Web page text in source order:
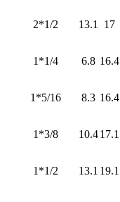
2*1/2 13.1 17
1*1/4 6.8 16.4
1*5/16 8.3 16.4
1*3/8 10.417.1
1*1/2 13.1 19.1